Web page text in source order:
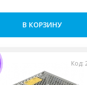
В КОРЗИНУ
Код: